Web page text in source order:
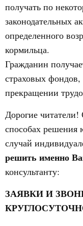
получать по
законодательных
определенного
кормильца.
Гражданин
страховых
прекращении
Дорогие читатели!
способах решения
случай
решить именно
консультанту:
ЗАЯВКИ И